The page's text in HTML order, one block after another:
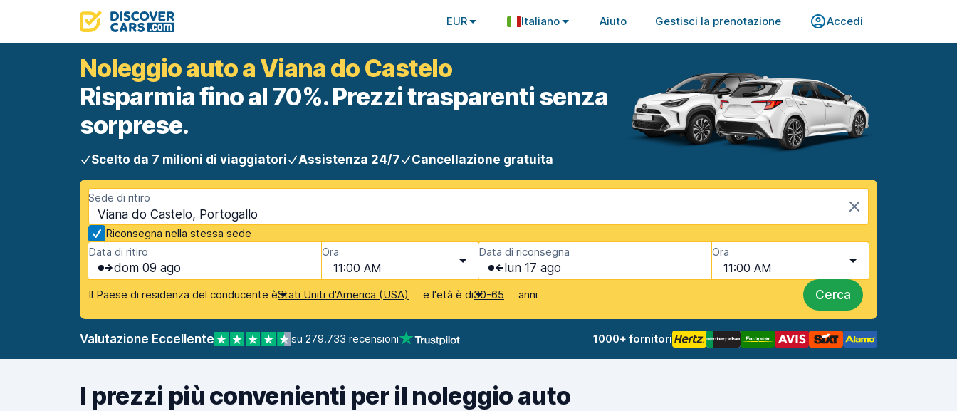
EUR Italiano Aiuto Gestisci la prenotazione Accedi
Noleggio auto a Viana do Castelo
Risparmia fino al 70%. Prezzi trasparenti senza
sorprese.
Scelto da 7 milioni di viaggiatori Assistenza 24/7 Cancellazione gratuita
Sede di ritiro
Viana do Castelo, Portogallo
Riconsegna nella stessa sede
Data di ritiro
dom 09 ago
Ora
11:00 AM
Data di riconsegna
lun 17 ago
Ora
11:00 AM
Il Paese di residenza del conducente èStati Uniti d'America (USA) e l'età è di30-65 anni Cerca
Valutazione Eccellente su 279.733 recensioni 1000+ fornitori
I prezzi più convenienti per il noleggio auto